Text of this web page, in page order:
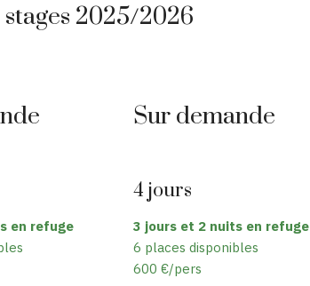
stages 2025/2026
en refuge
Sur demande
4 jours
3 jours et 2 nuits en refuge
6 places disponibles
600 €/pers